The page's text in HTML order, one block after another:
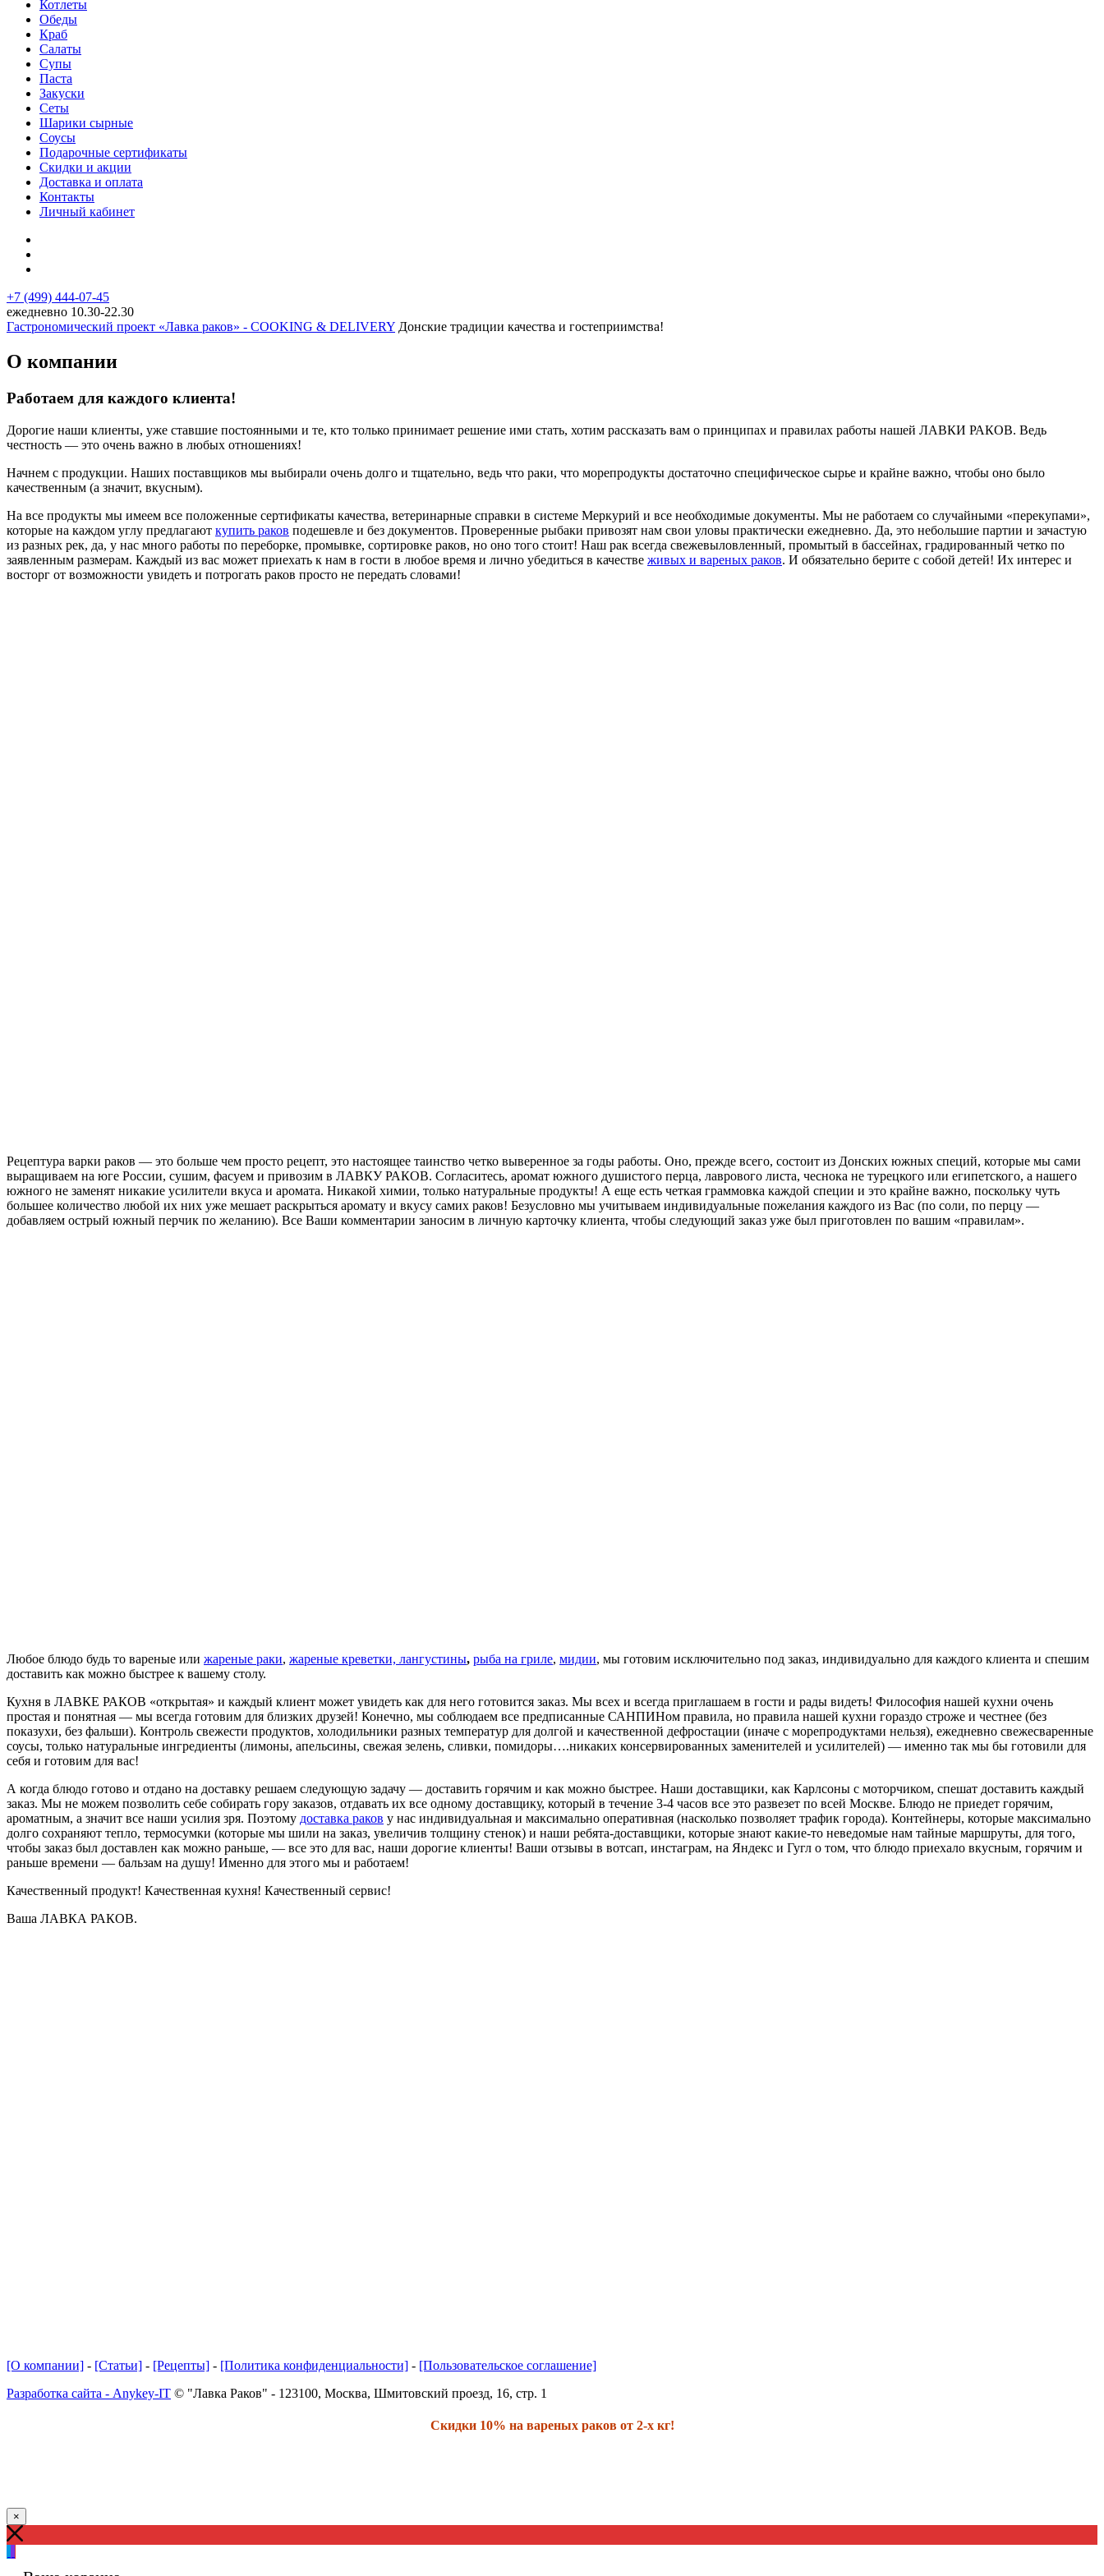
Котлеты
Обеды
Краб
Салаты
Супы
Паста
Закуски
Сеты
Шарики сырные
Соусы
Подарочные сертификаты
Скидки и акции
Доставка и оплата
Контакты
Личный кабинет
+7 (499) 444-07-45
ежедневно 10.30-22.30
Гастрономический проект «Лавка раков» - COOKING & DELIVERY Донские традиции качества и гостеприимства!
О компании
Работаем для каждого клиента!
Дорогие наши клиенты, уже ставшие постоянными и те, кто только принимает решение ими стать, хотим рассказать вам о принципах и правилах работы нашей ЛАВКИ РАКОВ. Ведь
честность — это очень важно в любых отношениях!
Начнем с продукции. Наших поставщиков мы выбирали очень долго и тщательно, ведь что раки, что морепродукты достаточно специфическое сырье и крайне важно, чтобы оно было
качественным (а значит, вкусным).
На все продукты мы имеем все положенные сертификаты качества, ветеринарные справки в системе Меркурий и все необходимые документы. Мы не работаем со случайными «перекупами»,
которые на каждом углу предлагают купить раков подешевле и без документов. Проверенные рыбаки привозят нам свои уловы практически ежедневно. Да, это небольшие партии и зачастую
из разных рек, да, у нас много работы по переборке, промывке, сортировке раков, но оно того стоит! Наш рак всегда свежевыловленный, промытый в бассейнах, градированный четко по
заявленным размерам. Каждый из вас может приехать к нам в гости в любое время и лично убедиться в качестве живых и вареных раков. И обязательно берите с собой детей! Их интерес и
восторг от возможности увидеть и потрогать раков просто не передать словами!
Рецептура варки раков — это больше чем просто рецепт, это настоящее таинство четко выверенное за годы работы. Оно, прежде всего, состоит из Донских южных специй, которые мы сами
выращиваем на юге России, сушим, фасуем и привозим в ЛАВКУ РАКОВ. Согласитесь, аромат южного душистого перца, лаврового листа, чеснока не турецкого или египетского, а нашего
южного не заменят никакие усилители вкуса и аромата. Никакой химии, только натуральные продукты! А еще есть четкая граммовка каждой специи и это крайне важно, поскольку чуть
большее количество любой их них уже мешает раскрыться аромату и вкусу самих раков! Безусловно мы учитываем индивидуальные пожелания каждого из Вас (по соли, по перцу —
добавляем острый южный перчик по желанию). Все Ваши комментарии заносим в личную карточку клиента, чтобы следующий заказ уже был приготовлен по вашим «правилам».
Любое блюдо будь то вареные или жареные раки, жареные креветки, лангустины, рыба на гриле, мидии, мы готовим исключительно под заказ, индивидуально для каждого клиента и спешим
доставить как можно быстрее к вашему столу.
Кухня в ЛАВКЕ РАКОВ «открытая» и каждый клиент может увидеть как для него готовится заказ. Мы всех и всегда приглашаем в гости и рады видеть! Философия нашей кухни очень
простая и понятная — мы всегда готовим для близких друзей! Конечно, мы соблюдаем все предписанные САНПИНом правила, но правила нашей кухни гораздо строже и честнее (без
показухи, без фальши). Контроль свежести продуктов, холодильники разных температур для долгой и качественной дефростации (иначе с морепродуктами нельзя), ежедневно свежесваренные
соусы, только натуральные ингредиенты (лимоны, апельсины, свежая зелень, сливки, помидоры….никаких консервированных заменителей и усилителей) — именно так мы бы готовили для
себя и готовим для вас!
А когда блюдо готово и отдано на доставку решаем следующую задачу — доставить горячим и как можно быстрее. Наши доставщики, как Карлсоны с моторчиком, спешат доставить каждый
заказ. Мы не можем позволить себе собирать гору заказов, отдавать их все одному доставщику, который в течение 3-4 часов все это развезет по всей Москве. Блюдо не приедет горячим,
ароматным, а значит все наши усилия зря. Поэтому доставка раков у нас индивидуальная и максимально оперативная (насколько позволяет трафик города). Контейнеры, которые максимально
долго сохраняют тепло, термосумки (которые мы шили на заказ, увеличив толщину стенок) и наши ребята-доставщики, которые знают какие-то неведомые нам тайные маршруты, для того,
чтобы заказ был доставлен как можно раньше, — все это для вас, наши дорогие клиенты! Ваши отзывы в вотсап, инстаграм, на Яндекс и Гугл о том, что блюдо приехало вкусным, горячим и
раньше времени — бальзам на душу! Именно для этого мы и работаем!
Качественный продукт! Качественная кухня! Качественный сервис!
Ваша ЛАВКА РАКОВ.
[О компании] - [Статьи] - [Рецепты] - [Политика конфиденциальности] - [Пользовательское соглашение]
Разработка сайта - Anykey-IT © "Лавка Раков" - 123100, Москва, Шмитовский проезд, 16, стр. 1
Скидки 10% на вареных раков от 2-х кг!
×